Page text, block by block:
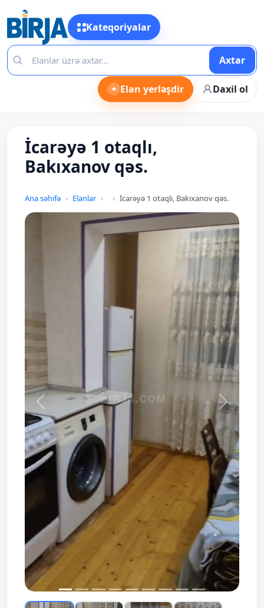
Kateqoriyalar
Axtar
+ Elan yerləşdir Daxil ol
İcarəyə 1 otaqlı,
Bakıxanov qəs.
Ana səhifə Elanlar İcarəyə 1 otaqlı, Bakıxanov qəs.
Prev Next